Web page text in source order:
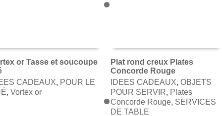
AU PANIER
or Tasse et soucoupe
CADEAUX, POUR LE
, Vortex or
AJOUTER AU PANIER
Plat rond creux Plates
Concorde Rouge
IDEES CADEAUX,OBJETS
POUR SERVIR, Plates
Concorde Rouge, SERVICES
DE TABLE